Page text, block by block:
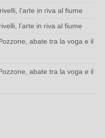
l’arte in riva al fiume
l’arte in riva al fiume
abate tra la voga e il
abate tra la voga e il